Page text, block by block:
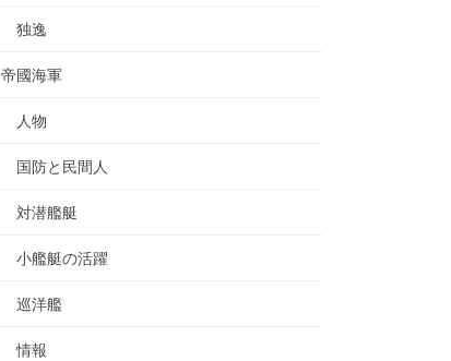
独逸
帝國海軍
人物
国防と民間人
対潜艦艇
小艦艇の活躍
巡洋艦
情報